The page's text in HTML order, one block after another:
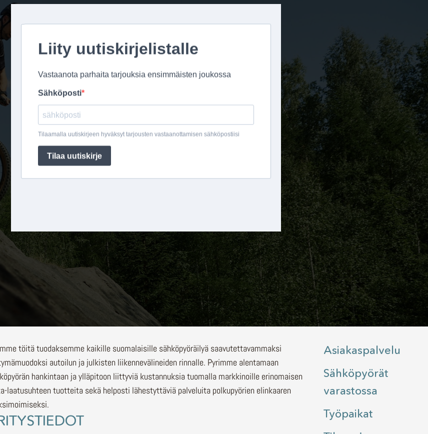
töitä tuodaksemme kaikille suomalaisille sähköpyöräilyä saavutettavammaksi
autoilun ja julkisten liikennevälineiden rinnalle. Pyrimme alentamaan
hankintaan ja ylläpitoon liittyviä kustannuksia tuomalla markkinoille erinomaisen
laatusuhteen tuotteita sekä helposti lähestyttäviä palveluita polkupyörien elinkaaren
Asiakaspalvelu
Sähköpyörät
varastossa
Työpaikat